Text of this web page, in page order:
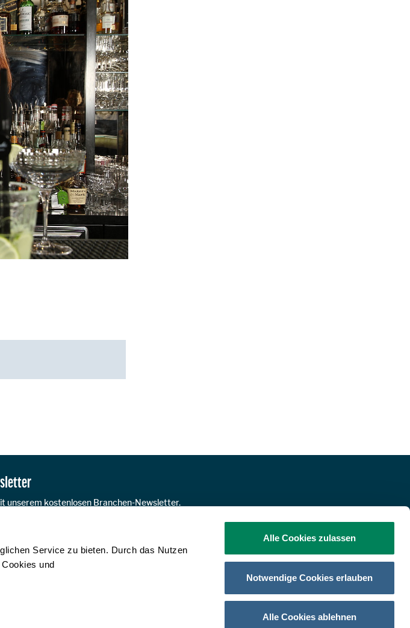
Service zu bieten. Durch das Nutzen
und
Alle Cookies zulassen
Notwendige Cookies erlauben
Alle Cookies ablehnen
unserem kostenlosen Branchen-Newsletter.